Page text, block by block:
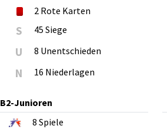
2Rote Karten
S 45 Siege
U 8 Unentschieden
N 16 Niederlagen
B2-Junioren
8 Spiele